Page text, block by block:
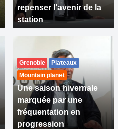
repenser l’avenir de la
station
Grenoble
Plateaux
Mountain planet
Une saison hivernale
marquée par une
fréquentation en
progression